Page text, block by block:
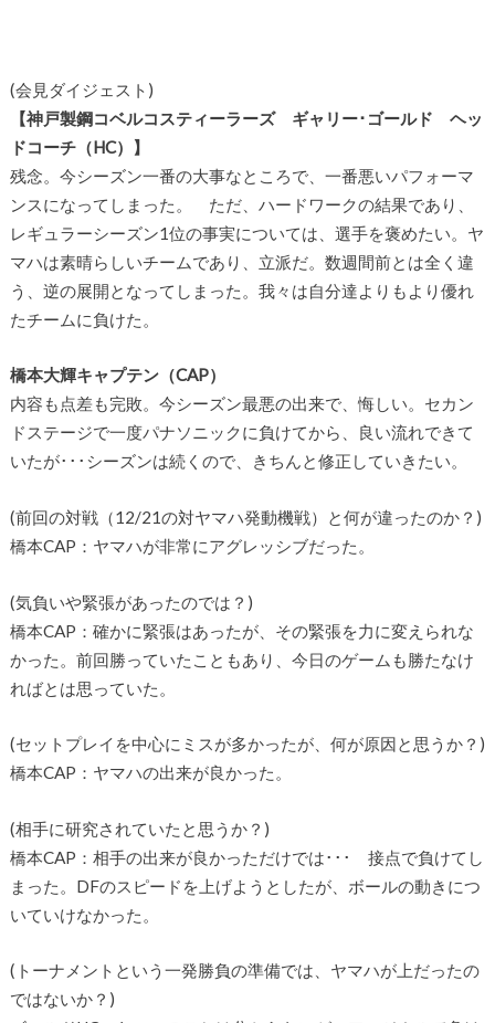
(会見ダイジェスト)
【神戸製鋼コベルコスティーラーズ ギャリー･ゴールド ヘッ
ドコーチ（HC）】
残念。今シーズン一番の大事なところで、一番悪いパフォーマ
ンスになってしまった。 ただ、ハードワークの結果であり、
レギュラーシーズン1位の事実については、選手を褒めたい。ヤ
マハは素晴らしいチームであり、立派だ。数週間前とは全く違
う、逆の展開となってしまった。我々は自分達よりもより優れ
たチームに負けた。
橋本大輝キャプテン（CAP）
内容も点差も完敗。今シーズン最悪の出来で、悔しい。セカン
ドステージで一度パナソニックに負けてから、良い流れできて
いたが･･･シーズンは続くので、きちんと修正していきたい。
(前回の対戦（12/21の対ヤマハ発動機戦）と何が違ったのか？)
橋本CAP：ヤマハが非常にアグレッシブだった。
(気負いや緊張があったのでは？)
橋本CAP：確かに緊張はあったが、その緊張を力に変えられな
かった。前回勝っていたこともあり、今日のゲームも勝たなけ
ればとは思っていた。
(セットプレイを中心にミスが多かったが、何が原因と思うか？)
橋本CAP：ヤマハの出来が良かった。
(相手に研究されていたと思うか？)
橋本CAP：相手の出来が良かっただけでは･･･ 接点で負けてし
まった。DFのスピードを上げようとしたが、ボールの動きにつ
いていけなかった。
(トーナメントという一発勝負の準備では、ヤマハが上だったの
ではないか？)